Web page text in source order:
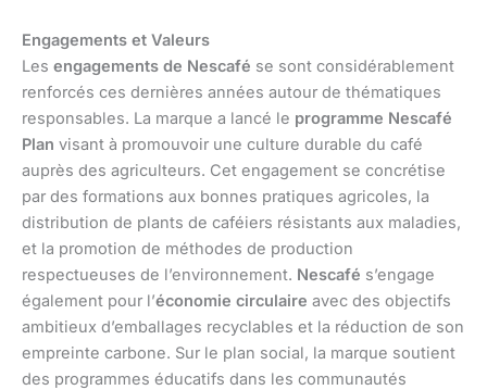
Engagements et Valeurs
Les engagements de Nescafé se sont considérablement
renforcés ces dernières années autour de thématiques
responsables. La marque a lancé le programme Nescafé
Plan visant à promouvoir une culture durable du café
auprès des agriculteurs. Cet engagement se concrétise
par des formations aux bonnes pratiques agricoles, la
distribution de plants de caféiers résistants aux maladies,
et la promotion de méthodes de production
respectueuses de l’environnement. Nescafé s’engage
également pour l’économie circulaire avec des objectifs
ambitieux d’emballages recyclables et la réduction de son
empreinte carbone. Sur le plan social, la marque soutient
des programmes éducatifs dans les communautés